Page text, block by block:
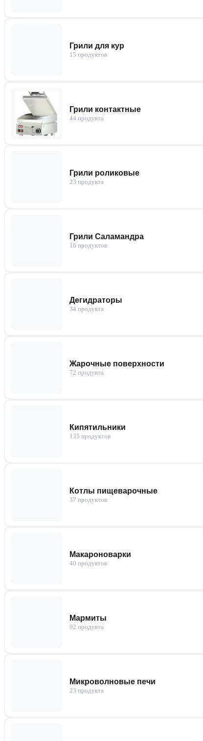
Грили для кур
15 продуктов
Грили контактные
44 продукта
Грили роликовые
23 продукта
Грили Саламандра
16 продуктов
Дегидраторы
34 продукта
Жарочные поверхности
72 продукта
Кипятильники
135 продуктов
Котлы пищеварочные
37 продуктов
Макароноварки
40 продуктов
Мармиты
92 продукта
Микроволновые печи
23 продукта